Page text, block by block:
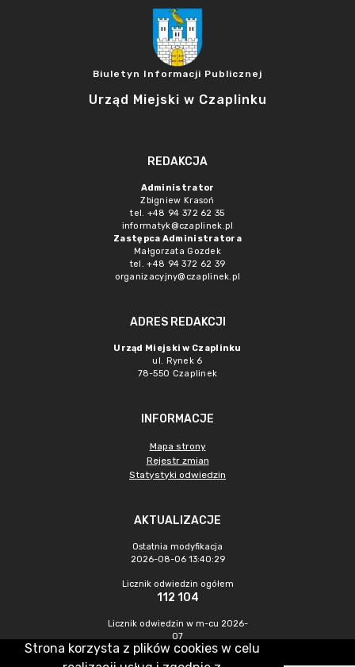
Biuletyn Informacji Publicznej
Urząd Miejski w Czaplinku
REDAKCJA
Administrator
Zbigniew Krasoń
tel. +48 94 372 62 35
informatyk@czaplinek.pl
Zastępca Administratora
Małgorzata Gozdek
tel. +48 94 372 62 39
organizacyjny@czaplinek.pl
ADRES REDAKCJI
Urząd Miejski w Czaplinku
ul. Rynek 6
78-550 Czaplinek
INFORMACJE
Mapa strony
Rejestr zmian
Statystyki odwiedzin
AKTUALIZACJE
Ostatnia modyfikacja
2026-08-06 13:40:29
Licznik odwiedzin ogółem
112 104
Licznik odwiedzin w m-cu 2026-
07
621
Strona korzysta z plików cookies w celu